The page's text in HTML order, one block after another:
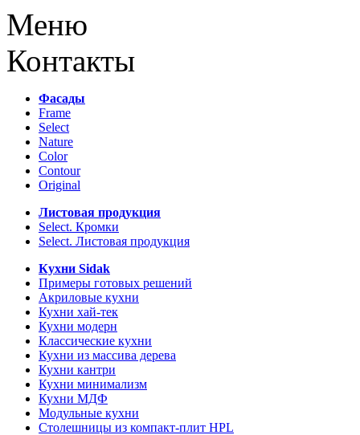
Меню
Контакты
Фасады
Frame
Select
Nature
Color
Contour
Original
Листовая продукция
Select. Кромки
Select. Листовая продукция
Кухни Sidak
Примеры готовых решений
Акриловые кухни
Кухни хай-тек
Кухни модерн
Классические кухни
Кухни из массива дерева
Кухни кантри
Кухни минимализм
Кухни МДФ
Модульные кухни
Столешницы из компакт-плит HPL